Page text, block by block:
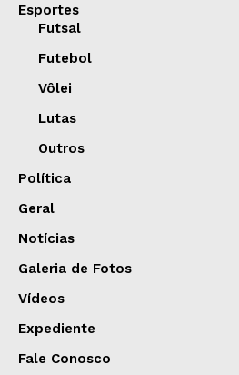
Esportes
Futsal
Futebol
Vôlei
Lutas
Outros
Política
Geral
Notícias
Galeria de Fotos
Vídeos
Expediente
Fale Conosco